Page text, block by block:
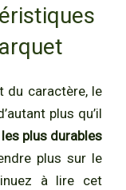
du caractère, le
plus qu’il
les plus durables
plus sur le
à lire cet